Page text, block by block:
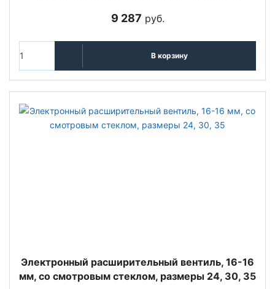
9 287 руб.
В корзину
Электронный расширительный вентиль, 16-16
мм, со смотровым стеклом, размеры 24, 30, 35